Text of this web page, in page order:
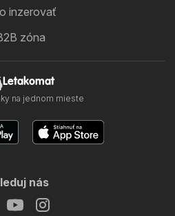
inzerovať
zóna
Letakomat
na jednom mieste
nás